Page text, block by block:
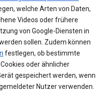
welche Arten von Daten,
Videos oder frühere
von Google-Diensten in
sollen. Zudem können
festlegen, ob bestimmte
oder ähnlicher
gespeichert werden, wenn
Nutzer verwenden.